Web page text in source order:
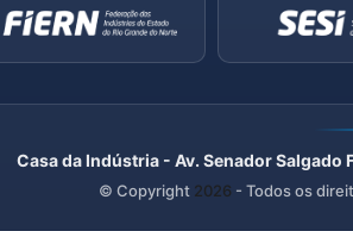
Casa da Indústria - Av. Senador
© Copyright 2026 - Todos os